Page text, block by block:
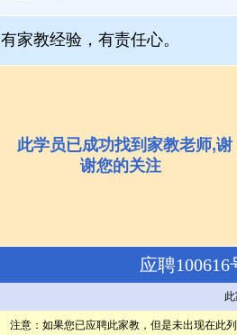
有家教经验，有责任心。
此学员已成功找到家教老师,谢
谢您的关注
应聘
注意：如果您已应聘此家教，但是未出现在此